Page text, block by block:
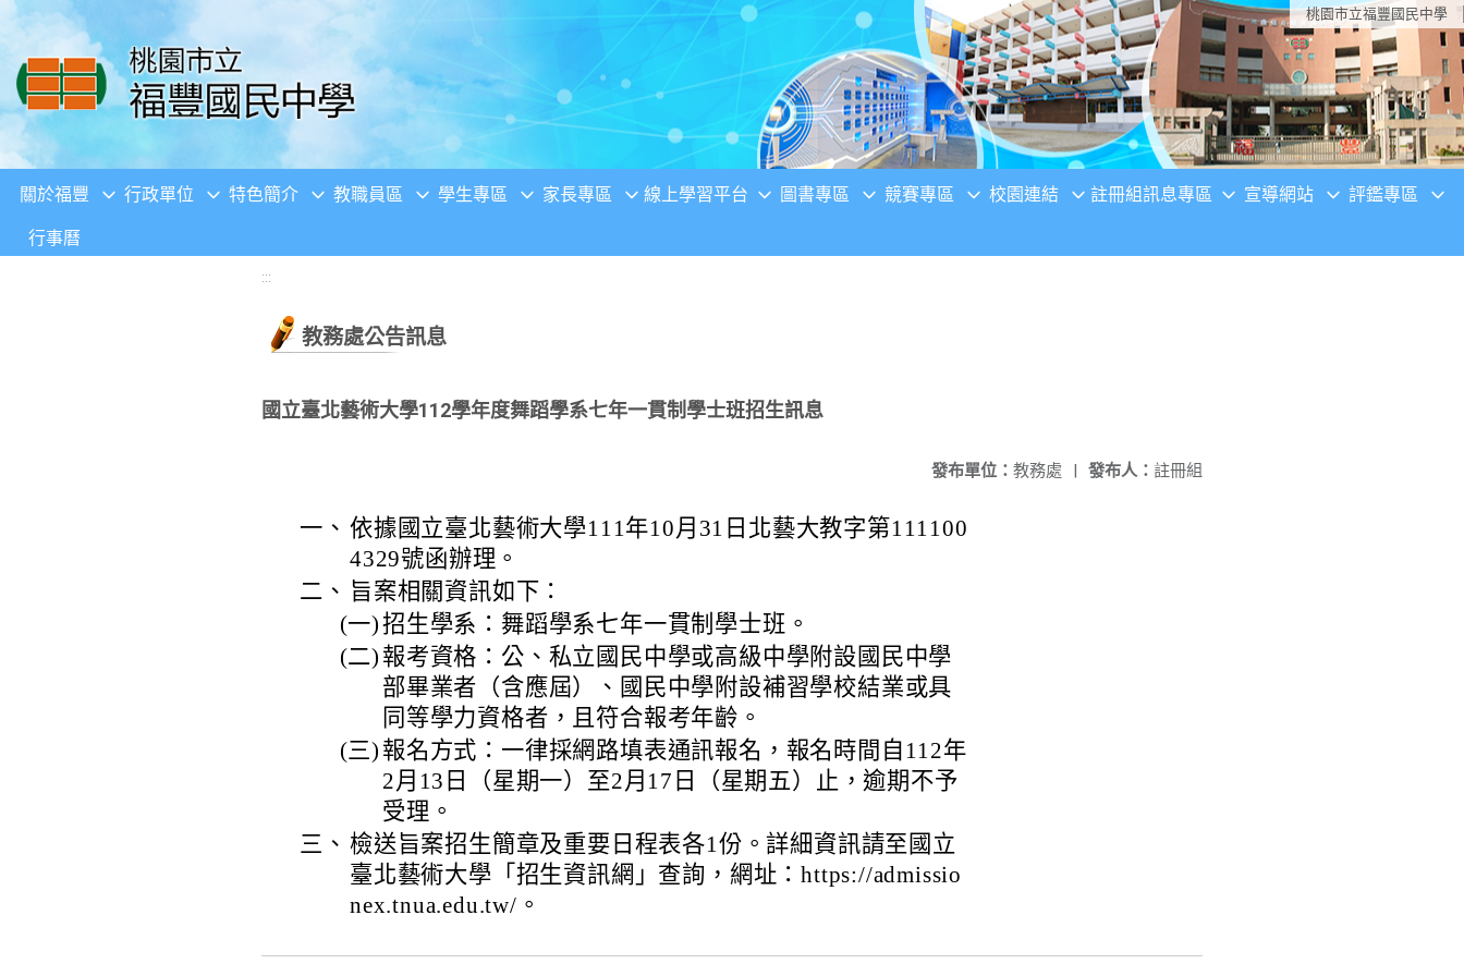
移至網頁之主要內容區位置 桃園市立福豐國民中學
關於福豐 行政單位 特色簡介 教職員區 學生專區 家長專區 線上學習平台 圖書專區 競賽專區 校園連結 註冊組訊息專區 宣導網站 評鑑專區
行事曆
:::
教務處公告訊息
國立臺北藝術大學112學年度舞蹈學系七年一貫制學士班招生訊息
發布人： 註冊組
發布單位： 教務處 |
一、 依據國立臺北藝術大學111年10月31日北藝大教字第111100
4329號函辦理。
二、 旨案相關資訊如下：
(一)招生學系：舞蹈學系七年一貫制學士班。
(二) 報考資格：公、私立國民中學或高級中學附設國民中學
部畢業者（含應屆）、國民中學附設補習學校結業或具
同等學力資格者，且符合報考年齡。
(三) 報名方式：一律採網路填表通訊報名，報名時間自112年
2月13日（星期一）至2月17日（星期五）止，逾期不予
受理。
三、 檢送旨案招生簡章及重要日程表各1份。詳細資訊請至國立
臺北藝術大學「招生資訊網」查詢，網址：https://admissio
nex.tnua.edu.tw/。